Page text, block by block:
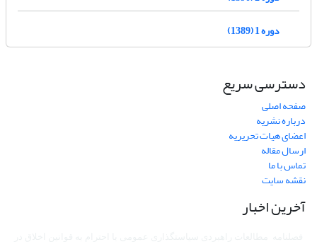
دوره 1 (1389)
دسترسی سریع
صفحه اصلی
درباره نشریه
اعضای هیات تحریریه
ارسال مقاله
تماس با ما
نقشه سایت
آخرین اخبار